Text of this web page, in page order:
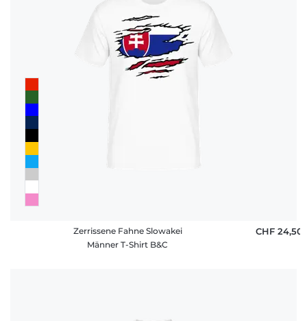
Zerrissene Fahne Slowakei
Männer T-Shirt B&C
CHF 24,50